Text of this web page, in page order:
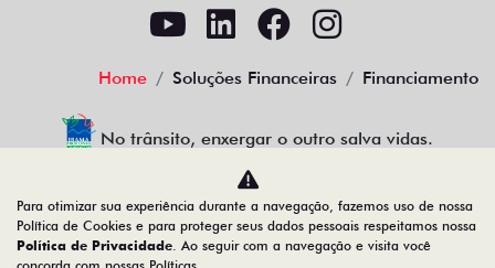
Home Soluções Financeiras Financiamento
No trânsito, enxergar o outro salva vidas.
VIVIANI VEICULOS RIO CLARO LTDA
Para otimizar sua experiência durante a navegação, fazemos uso de nossa
Política de Cookies e para proteger seus dados pessoais respeitamos nossa
Política de Privacidade. Ao seguir com a navegação e visita você